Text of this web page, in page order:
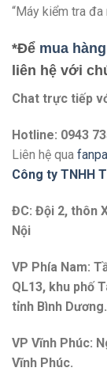
“Máy kiểm tra
*Để mua hàng
liên hệ với
Chat trực tiếp
Hotline: 0943
Liên hệ qua
Công ty TNHH
ĐC: Đội 2, thôn
Nội
VP Phía Nam:
QL13, khu phố
tỉnh Bình Dương.
VP Vĩnh Phúc:
Vĩnh Phúc.